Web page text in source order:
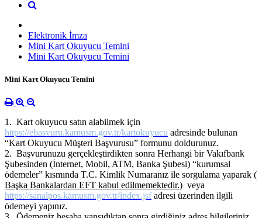
Elektronik İmza
Mini Kart Okuyucu Temini
Mini Kart Okuyucu Temini
Mini Kart Okuyucu Temini
1. Kart okuyucu satın alabilmek için
https://ebasvuru.kamusm.gov.tr/kartokuyucu adresinde bulunan
“Kart Okuyucu Müşteri Başvurusu” formunu doldurunuz.
2. Başvurunuzu gerçekleştirdikten sonra Herhangi bir Vakıfbank
Şubesinden (İnternet, Mobil, ATM, Banka Şubesi) “kurumsal
ödemeler” kısmında T.C. Kimlik Numaranız ile sorgulama yaparak (
Başka Bankalardan EFT kabul edilmemektedir.) veya
https://sanalpos.kamusm.gov.tr/index.jsfadresi üzerinden ilgili
ödemeyi yapınız.